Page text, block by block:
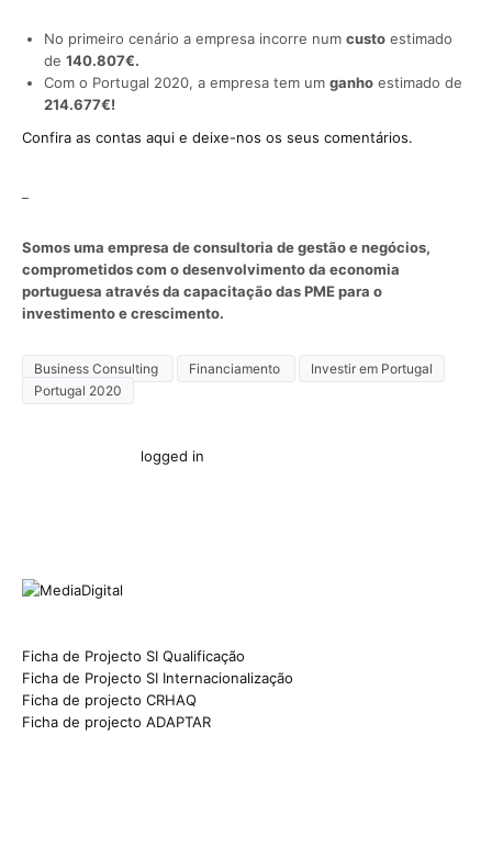
No primeiro cenário a empresa incorre num custo estimado
de 140.807€.
Com o Portugal 2020, a empresa tem um ganho estimado de
214.677€!
Confira as contas aqui e deixe-nos os seus comentários.
Somos uma empresa de consultoria de gestão e negócios,
comprometidos com o desenvolvimento da economia
portuguesa através da capacitação das PME para o
investimento e crescimento.
Business Consulting Financiamento
Investir em Portugal
Portugal 2020
logged in
Ficha de Projecto SI Qualificação
Ficha de Projecto SI Internacionalização
Ficha de projecto CRHAQ
Ficha de projecto ADAPTAR